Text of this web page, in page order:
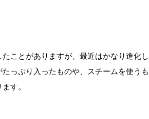
ことがありますが、最近はかなり進化し
っぷり入ったものや、スチームを使うも
す。